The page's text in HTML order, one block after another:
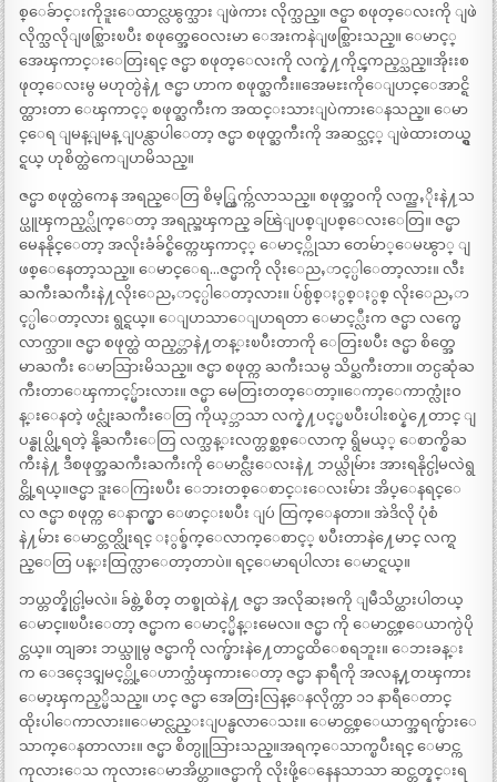
စ္ေခ်ာင္းကိုဒူးေထာင္လၽွက္သား ျဖဲကား လိုက္သည္။ ဇင္မာ စဖုတ္ေလးကို ျဖဲ
လိုက္သလိုျဖစ္သြားၿပီး စဖုတ္အေဝေလးမာ ေအးကနဲျဖစ္သြားသည္။ ေမာင့္
အေၾကာင္းေတြးရင္ ဇင္မာ စဖုတ္ေလးကို လက္နဲ႔ကိုင္ၾကည့္သည္။အိုးးစ
ဖုတ္ေလးမွ မဟုတ္ပဲနဲ႔ ဇင္မာ ဟာက စဖုတ္ႀကီး။အေမႊးကိုေျပာင္ေအာင္ရိ
တ္ထားတာ ေၾကာင့္ စဖုတ္ႀကီးက အထင္းသားျပဲကားေနသည္။ ေမာ
င္ေရ ျမန္ျမန္ ျပန္လာပါေတာ့ ဇင္မာ စဖုတ္ႀကီးကို အဆင္သင့္ ျဖဲထားတယ္ရွ
င္ရယ္ ဟုစိတ္ထဲကေျပာမိသည္။
ဇင္မာ စဖုတ္ထဲကေန အရည္ေတြ စိမ့္ထြက္က်လာသည္။ စဖုတ္အဝကို လက္ညႇိုးနဲ႔သ
ပ္ယူၾကည့္လိုက္ေတာ့ အရည္အၾကည္ ခၽြဲျပစ္ျပစ္ေလးေတြ။ ဇင္မာ
မေနနိုင္ေတာ့ အလိုးခံခ်င္စိတ္ကေၾကာင့္ ေမာင့္ကိုသာ တေမ်ာ္ေမၽွာ္ ျ
ဖစ္ေနေတာ့သည္။ ေမာင္ေရ…ဇင္မာကို လိုးေညႇာင့္ပါေတာ့လား။ လီး
ႀကီးႀကီးနဲ႔လိုးေညႇာင့္ပါေတာ့လား။ ပ်စ္ပ်စ္ႏွစ္ႏွစ္ လိုးေညႇာ
င့္ပါေတာ့လား ရွင္ရယ္။ ေျပာသာေျပာရတာ ေမာင့္လီးက ဇင္မာ လက္မေ
လာက္သာ။ ဇင္မာ စဖုတ္ထဲ ထည့္တာနဲ႔တန္းၿပီးတာကို ေတြးၿပီး ဇင္မာ စိတ္အေ
မာႀကီး ေမာသြားမိသည္။ ဇင္မာ စဖုတ္က ႀကီးသမွ သိပ္ႀကီးတာ။ တင္ပဆုံႀ
ကီးတာေၾကာင့္မ်ားလား။ ဇင္မာ မေတြးတတ္ေတာ့။ေကာ့ေကာက္လုံးဝ
န္းေနတဲ့ ဖင္လုံးႀကီးေတြ ကိုယ့္ဘာသာ လက္နဲ႔ပင့္မၿပီးပါးစပ္နဲ႔ေတာင္ ျ
ပန္စုပ္လို့ရတဲ့ နို့ႀကီးေတြ လက္သန္းလက္တစ္ဆစ္ေလာက္ ရွိမယ့္ ေစာက္စိႀ
ကီးနဲ႔ ဒီစဖုတ္အႀကီးႀကီးကို ေမာင္လီးေလးနဲ႔ ဘယ္လိုမ်ား အားရနိုင္ပါ့မလဲရွ
င္တို့ရယ္။ဇင္မာ ဒူးေကြးၿပီး ေဘးတစ္ေစာင္းေလးမ်ား အိပ္ေနရင္ေ
လ ဇင္မာ စဖုတ္က ေနာက္မွာ ေဖာင္းၿပီး ျပဴ ထြက္ေနတာ။ အဲဒိလို ပုံစံ
နဲ႔မ်ား ေမာင္တတ္လိုးရင္ ႏွစ္ခ်က္ေလာက္ေစာင့္ ၿပီးတာနဲ႔ေမာင္ လက္ရ
ည္ေတြ ပန္းထြက္လာေတာ့တာပဲ။ ရင္ေမာရပါလား ေမာင္ရယ္။
ဘယ္တတ္နိုင္ပါ့မလဲ။ ခ်စ္တဲ့စိတ္ တစ္ခုထဲနဲ႔ ဇင္မာ အလိုဆႏၶကို ျမဳသိပ္ထားပါတယ္
ေမာင္။ၿပီးေတာ့ ဇင္မာက ေမာင့္မိန္းမေလ။ ဇင္မာ ကို ေမာင္တစ္ေယာက္ပဲပို
င္တယ္။ တျခား ဘယ္သူမွ ဇင္မာကို လက္ဖ်ားနဲ႔ေတာင္မထိေစရဘူး။ ေဘးခန္း
က ေဒၚေဒၚျမင့္တို့ေဟာက္သံၾကားေတာ့ ဇင္မာ နာရီကို အလန္႔တၾကား
ေမာ့ၾကည့္မိသည္။ ဟင္ ဇင္မာ အေတြးလြန္ေနလိုက္တာ ၁၁ နာရီေတာင္
ထိုးပါေကာလား။ေမာင္လည္းျပန္မလာေသး။ ေမာင္တစ္ေယာက္အရက္မ်ားေ
သာက္ေနတာလား။ ဇင္မာ စိတ္ပူသြားသည္။အရက္ေသာက္ၿပီးရင္ ေမာင္က
ကုလားေသ ကုလားေမာအိပ္တာ။ဇင္မာကို လိုးဖို့ေနေနသာသာ ဆင္တတ္နင္းရ